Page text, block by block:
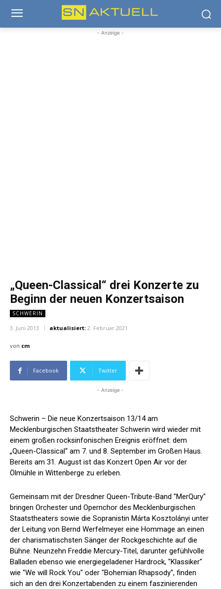
- Anzeige -
„Queen-Classical“ drei Konzerte zu
Beginn der neuen Konzertsaison
SCHWERIN
3. Juni 2013 aktualisiert: 2. Februar 2021
von cm
Facebook Twitter
- Anzeige -
Schwerin – Die neue Konzertsaison 13/14 am
Mecklenburgischen Staatstheater Schwerin wird wieder mit
einem großen rocksinfonischen Ereignis eröffnet: dem
„Queen-Classical“ am 7. und 8. September im Großen Haus.
Bereits am 31. August ist das Konzert Open Air vor der
Ölmühle in Wittenberge zu erleben.
Gemeinsam mit der Dresdner Queen-Tribute-Band "MerQury"
bringen Orchester und Opernchor des Mecklenburgischen
Staatstheaters sowie die Sopranistin Márta Kosztolányi unter
der Leitung von Bernd Werfelmeyer eine Hommage an einen
der charismatischsten Sänger der Rockgeschichte auf die
Bühne. Neunzehn Freddie Mercury-Titel, darunter gefühlvolle
Balladen ebenso wie energiegeladener Hardrock, "Klassiker"
wie "We will Rock You" oder "Bohemian Rhapsody", finden
sich an den drei Konzertabenden zu einem faszinierenden